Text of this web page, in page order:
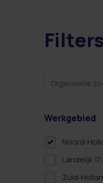
1 resultaten
Filters
Werkgebied
Noord-
Landelijk (2)
Zuid-